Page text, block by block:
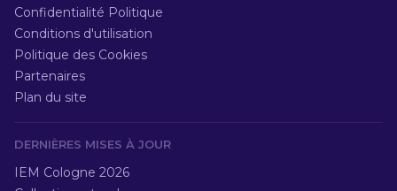
Confidentialité Politique
Conditions d'utilisation
Politique des Cookies
Partenaires
Plan du site
DERNIÈRES MISES À JOUR
IEM Cologne 2026